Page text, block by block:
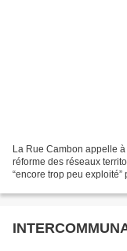
La Rue Cambon appelle
réforme des réseaux
“encore trop peu